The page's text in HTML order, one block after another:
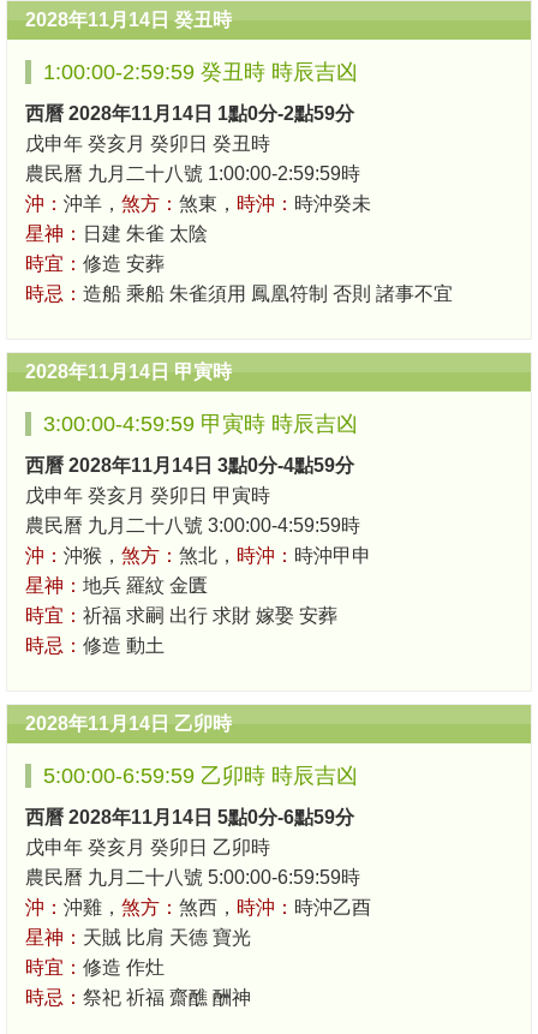
2028年11月14日 癸丑時
1:00:00-2:59:59 癸丑時 時辰吉凶
西曆 2028年11月14日 1點0分-2點59分
戊申年 癸亥月 癸卯日 癸丑時
農民曆 九月二十八號 1:00:00-2:59:59時
沖： 沖羊， 煞方： 煞東， 時沖： 時沖癸未
星神： 日建 朱雀 太陰
時宜： 修造 安葬
時忌： 造船 乘船 朱雀須用 鳳凰符制 否則 諸事不宜
2028年11月14日 甲寅時
3:00:00-4:59:59 甲寅時 時辰吉凶
西曆 2028年11月14日 3點0分-4點59分
戊申年 癸亥月 癸卯日 甲寅時
農民曆 九月二十八號 3:00:00-4:59:59時
沖： 沖猴， 煞方： 煞北， 時沖： 時沖甲申
星神： 地兵 羅紋 金匱
時宜： 祈福 求嗣 出行 求財 嫁娶 安葬
時忌： 修造 動土
2028年11月14日 乙卯時
5:00:00-6:59:59 乙卯時 時辰吉凶
西曆 2028年11月14日 5點0分-6點59分
戊申年 癸亥月 癸卯日 乙卯時
農民曆 九月二十八號 5:00:00-6:59:59時
沖： 沖雞， 煞方： 煞西， 時沖： 時沖乙酉
星神： 天賊 比肩 天德 寶光
時宜： 修造 作灶
時忌： 祭祀 祈福 齋醮 酬神